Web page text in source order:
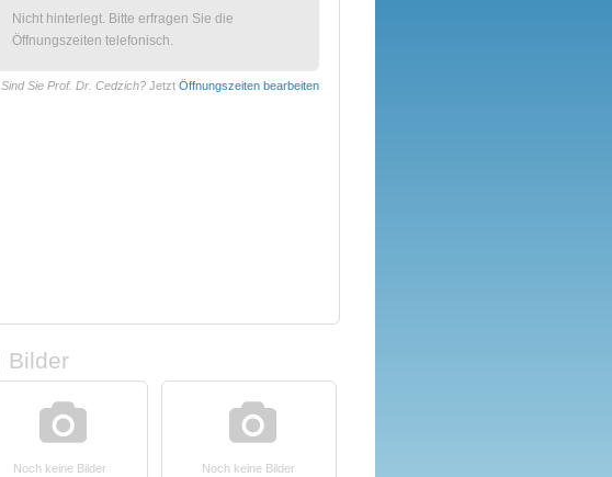
Nicht hinterlegt. Bitte erfragen Sie die
Öffnungszeiten telefonisch.
Sind Sie Prof. Dr. Cedzich? Jetzt Öffnungszeiten bearbeiten
Bilder
Noch keine Bilder Noch keine Bilder